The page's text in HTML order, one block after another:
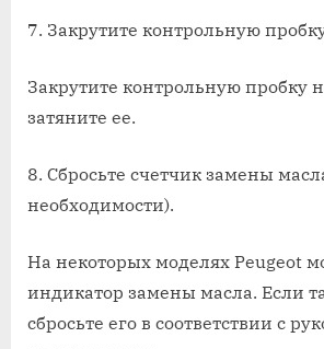
7. Закрутите контрольную
Закрутите контрольную пробку
затяните ее.
8. Сбросьте счетчик замены
необходимости).
На некоторых моделях Peugeot
индикатор замены масла. Если
сбросьте его в соответствии с